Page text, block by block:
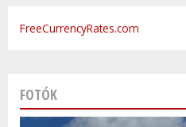
FreeCurrencyRates.com
FOTÓK